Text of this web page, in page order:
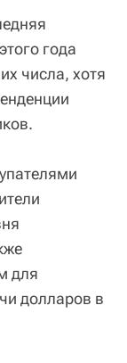
года
числа, хотя
для
долларов в